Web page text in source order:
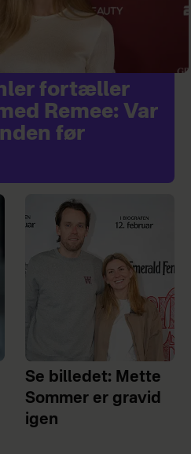
fortæller
Remee: Var
før
Se billedet: Mette
Sommer er gravid
igen